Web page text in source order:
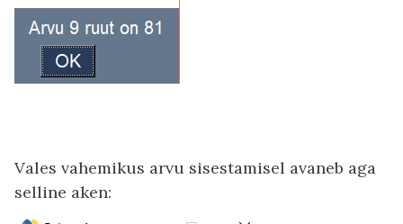
Vales vahemikus arvu sisestamisel avaneb aga
selline aken: